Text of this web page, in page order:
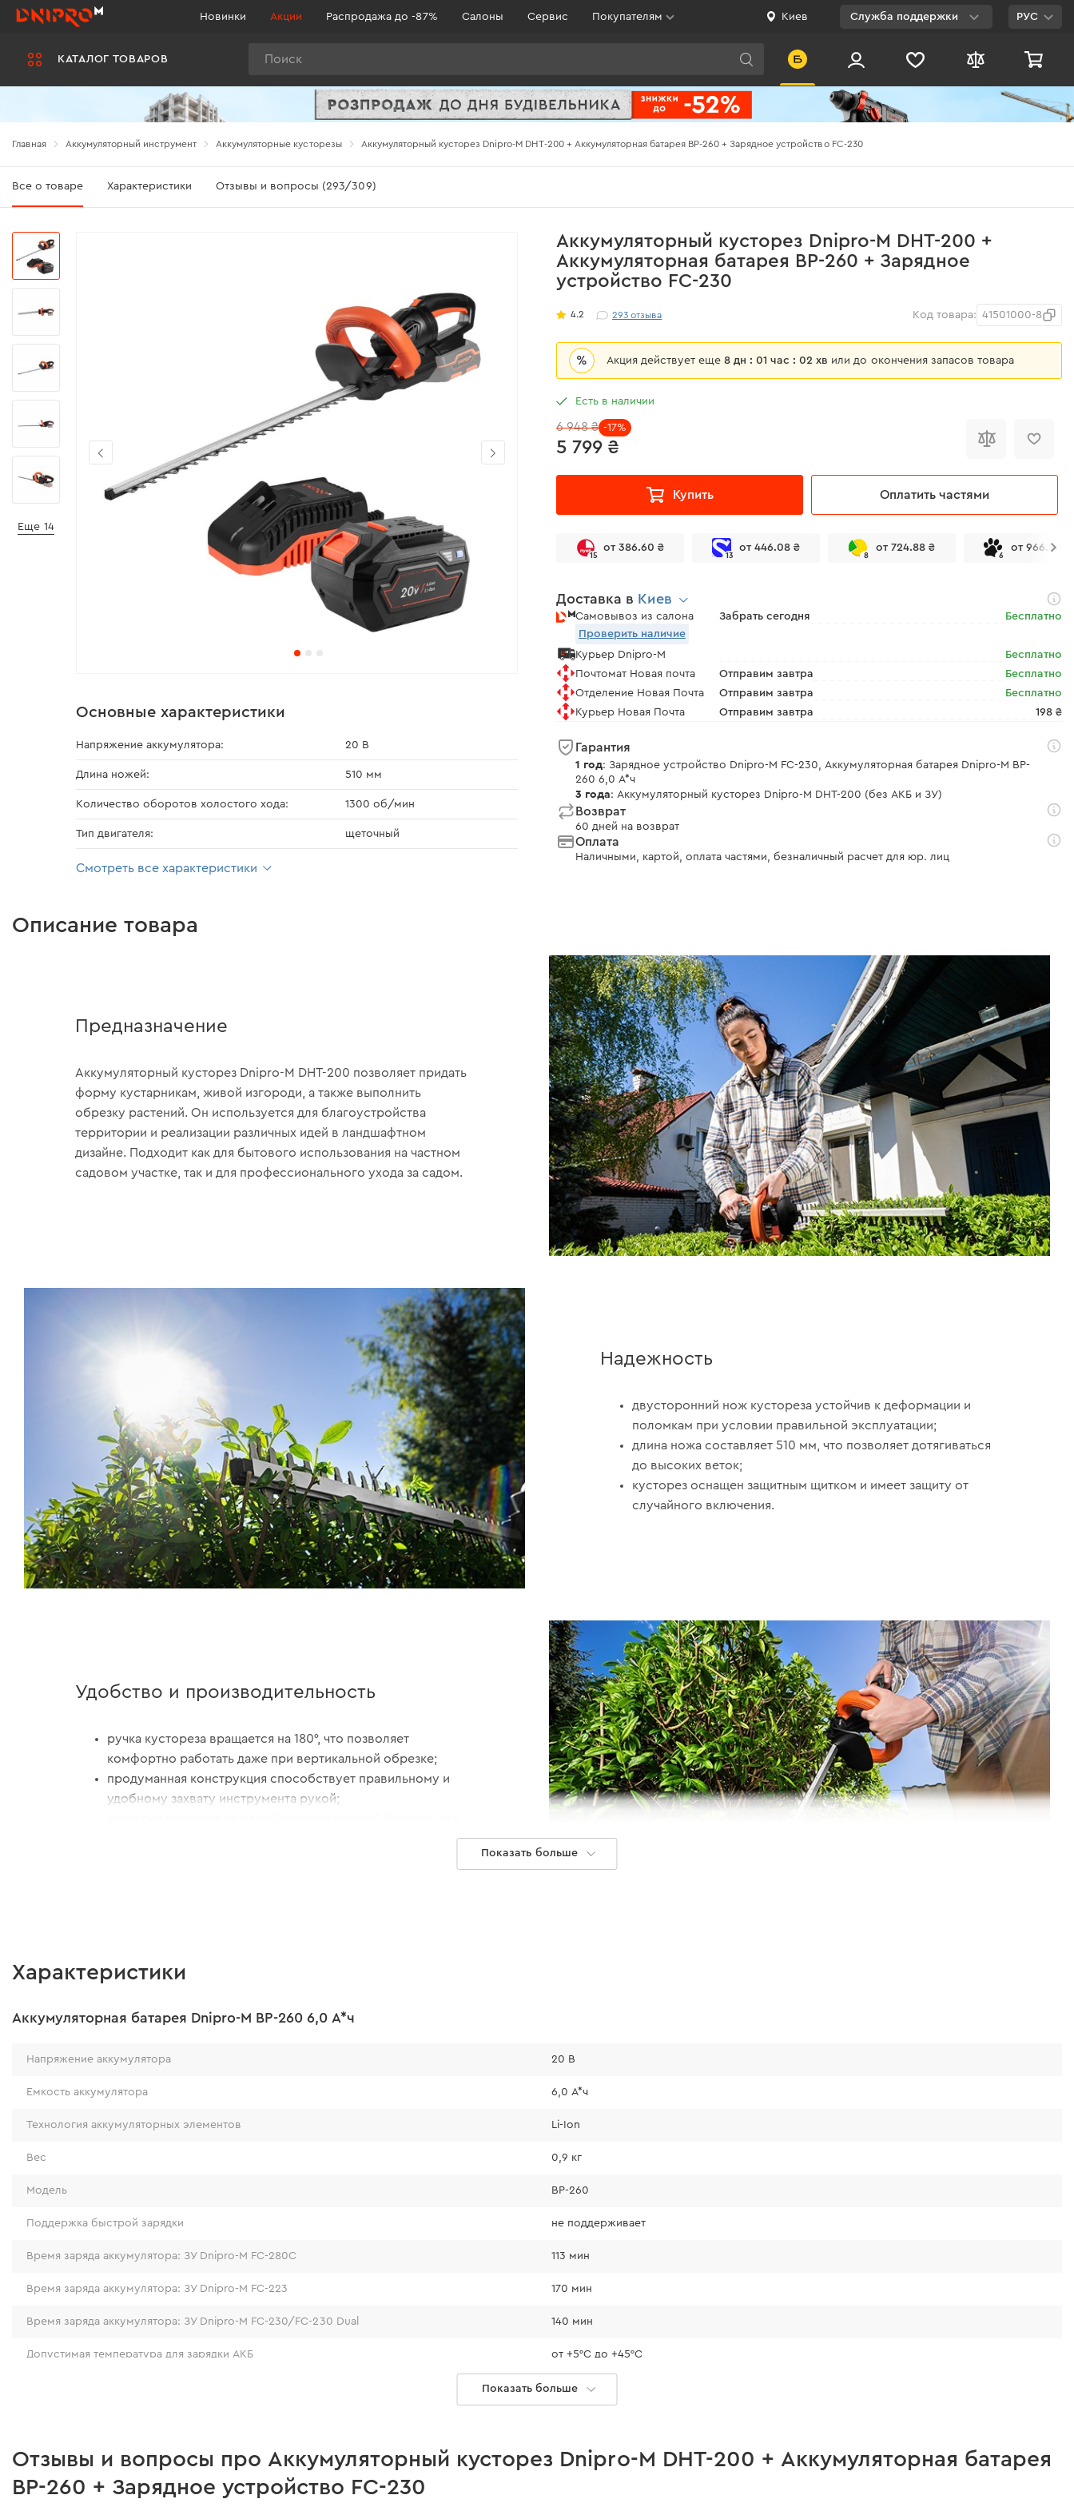
КАТАЛОГ ТОВАРОВ
Новинки Акции Распродажа до -87% Салоны Сервис Покупателям Киев Служба поддержки
0 800 200 500
Бесплатно по
Украине
РУС
Главная Аккумуляторный инструмент Аккумуляторные кусторезы Аккумуляторный кусторез Dnipro-M DHT-200 + Аккумуляторная батарея BP-260 + Зарядное устройство FC-230
Все о товаре Характеристики Отзывы и вопросы (293/309)
Аккумуляторный кусторез Dnipro-M DHT-200 +
Аккумуляторная батарея BP-260 + Зарядное
устройство FC-230
4.2 293отзыва Код товара: 41501000-8
% Акция действует еще8 дн : 01 час : 02 хв или до окончения запасов товара
Есть в наличии
5 799 ₴
6 948 ₴ -17%
Купить Оплатить частями
15
от 386.60 ₴
13
от 446.08 ₴
8
от 724.88 ₴
6
от 966.50 ₴
Доставка в Киев
Самовывоз из салона Забрать сегодня
Бесплатно
Проверить наличие
Курьер Dnipro-M
Бесплатно
Почтомат Новая почта
Отправим завтра
Бесплатно
Отделение Новая Почта
Отправим завтра
Бесплатно
Курьер Новая Почта
Отправим завтра 198 ₴
Гарантия
1 год: Зарядное устройство Dnipro-M FC-230, Аккумуляторная батарея Dnipro-M BP-
260 6,0 А*ч
3 года: Аккумуляторный кусторез Dnipro-M DHT-200 (без АКБ и ЗУ)
Возврат
60 дней на возврат
Оплата
Наличными, картой, оплата частями, безналичный расчет для юр. лиц
Еще 14
Основные характеристики
Напряжение аккумулятора: 20 В
Длина ножей: 510 мм
Количество оборотов холостого хода: 1300 об/мин
Тип двигателя: щеточный
Смотреть все характеристики
Описание товара
Предназначение
Аккумуляторный кусторез Dnipro-M DHT-200 позволяет придать
форму кустарникам, живой изгороди, а также выполнить
обрезку растений. Он используется для благоустройства
территории и реализации различных идей в ландшафтном
дизайне. Подходит как для бытового использования на частном
садовом участке, так и для профессионального ухода за садом.
Надежность
двусторонний нож кустореза устойчив к деформации и
поломкам при условии правильной эксплуатации;
длина ножа составляет 510 мм, что позволяет дотягиваться
до высоких веток;
кусторез оснащен защитным щитком и имеет защиту от
случайного включения.
Удобство и производительность
ручка кустореза вращается на 180°, что позволяет
комфортно работать даже при вертикальной обрезке;
продуманная конструкция способствует правильному и
удобному захвату инструмента рукой;
профессиональные задачи, не останавливаясь. Стоит отметить,
что батарея совместима с любым 20 V аккумуляторным
Показать больше
Характеристики
Аккумуляторная батарея Dnipro-M BP-260 6,0 А*ч
Напряжение аккумулятора 20 В
Емкость аккумулятора 6,0 А*ч
Технология аккумуляторных элементов Li-Ion
Вес 0,9 кг
Модель BP-260
Поддержка быстрой зарядки не поддерживает
Время заряда аккумулятора: ЗУ Dnipro-M FC-280С 113 мин
Время заряда аккумулятора: ЗУ Dnipro-M FC-223 170 мин
Время заряда аккумулятора: ЗУ Dnipro-M FC-230/FC-230 Dual 140 мин
Допустимая температура для зарядки АКБ от +5°С до +45°С
15
Индикатор заряда батареи есть
Защита от перегрева
Показать больше
Отзывы и вопросы про Аккумуляторный кусторез Dnipro-M DHT-200 + Аккумуляторная батарея
BP-260 + Зарядное устройство FC-230